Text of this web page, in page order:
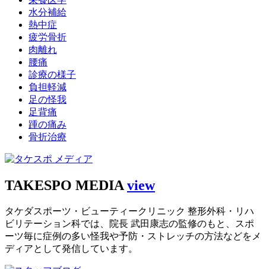
水分補給
熱中症
疲労骨折
肉離れ
腰痛
診療の様子
負担軽減
足の怪我
足背痛
踵の痛み
骨折治療
TAKESPO MEDIA view
タケダスポーツ・ビューティークリニック 整形外科・リハ
ビリテーション科では、院長 武田康志の監修のもと、スポ
ーツ毎に症例の多い怪我や予防・ストレッチの方法などをメ
ディアとして発信しています。